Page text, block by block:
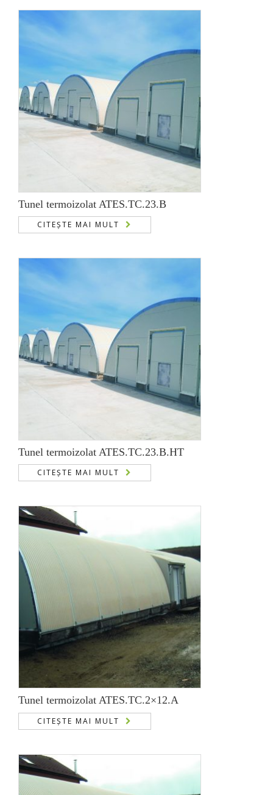
Tunel termoizolat ATES.TC.23.B
CITEȘTE MAI MULT
Tunel termoizolat ATES.TC.23.B.HT
CITEȘTE MAI MULT
Tunel termoizolat ATES.TC.2×12.A
CITEȘTE MAI MULT